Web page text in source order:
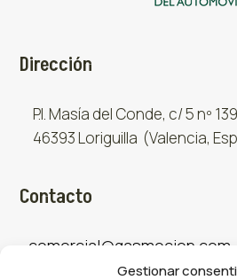
Gestionar
Dirección
P.I. Masía del Conde, c/ 5 nº 139
46393 Loriguilla (Valencia,
Contacto
comercial@gasmocion.com